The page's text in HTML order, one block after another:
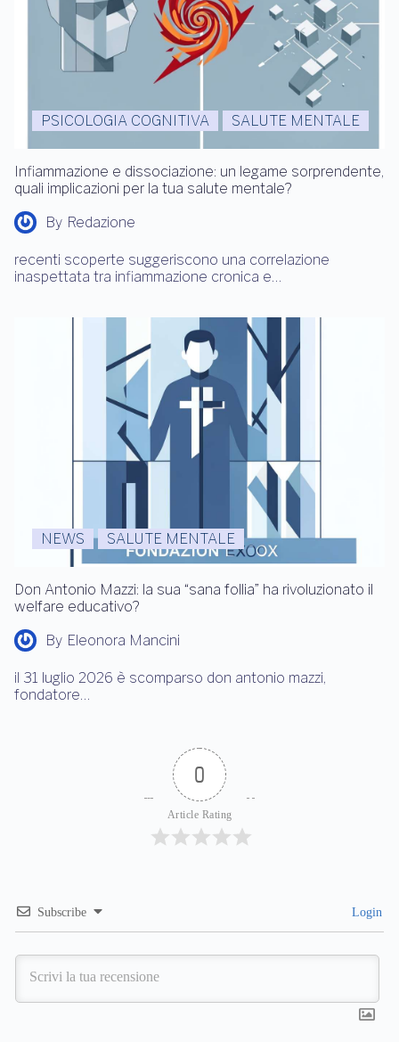
PSICOLOGIA COGNITIVA SALUTE MENTALE
Infiammazione e dissociazione: un legame sorprendente,
quali implicazioni per la tua salute mentale?
By Redazione
recenti scoperte suggeriscono una correlazione
inaspettata tra infiammazione cronica e…
NEWS SALUTE MENTALE
Don Antonio Mazzi: la sua “sana follia” ha rivoluzionato il
welfare educativo?
By Eleonora Mancini
il 31 luglio 2026 è scomparso don antonio mazzi,
fondatore…
0
Article Rating
Subscribe Login